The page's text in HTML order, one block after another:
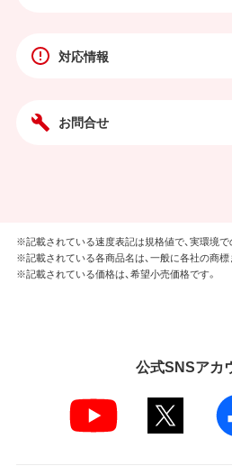
対応情報
お問合せ
※記載されている速度表記は規格値で、実環境で
※記載されている各商品名は、一般に各社の商標
※記載されている価格は、希望小売価格です。
公式SNSアカ